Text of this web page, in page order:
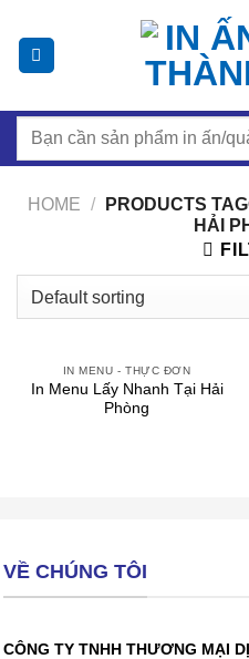
đến
nội
Search
HOME /
PRODUCTS
HẢI
IN MENU - THỰC ĐƠN
In Menu Lấy Nhanh Tại Hải
Phòng
VỀ CHÚNG TÔI
CÔNG TY TNHH THƯƠNG MẠI